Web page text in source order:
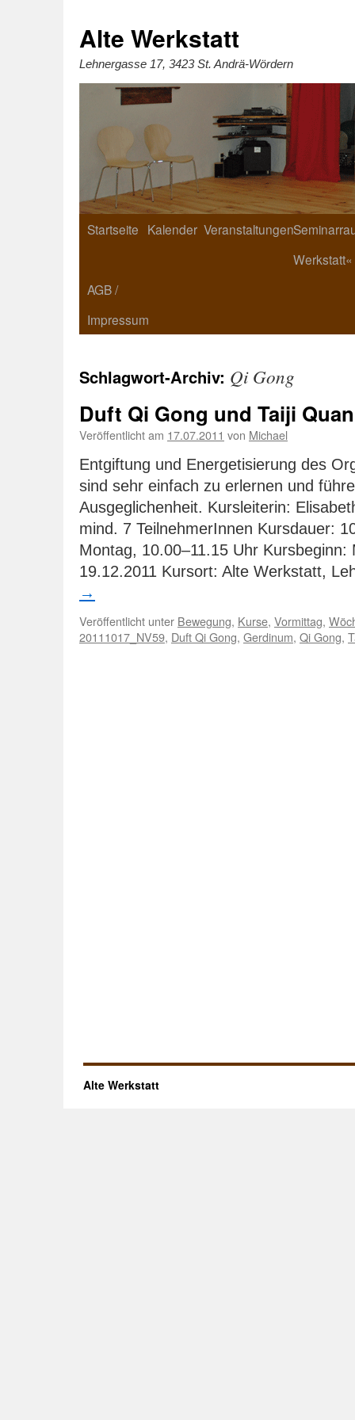
Alte Werkstatt
Lehnergasse 17, 3423 St. Andrä-Wördern
Startseite Kalender Veranstaltungen
Werkstatt«
AGB /
Impressum
Schlagwort-Archiv: Qi Gong
Duft Qi Gong und Taiji Quan
Veröffentlicht am 17.07.2011 von Michael
Entgiftung und Energetisierung des
sind sehr einfach zu erlernen und
Ausgeglichenheit. Kursleiterin:
mind. 7 TeilnehmerInnen Kursdauer:
Montag, 10.00–11.15 Uhr Kursbeginn:
19.12.2011 Kursort: Alte Werkstatt,
→
Veröffentlicht unter Bewegung, Kurse, Vormittag,
20111017_NV59, Duft Qi Gong, Gerdinum, Qi Gong,
Alte Werkstatt